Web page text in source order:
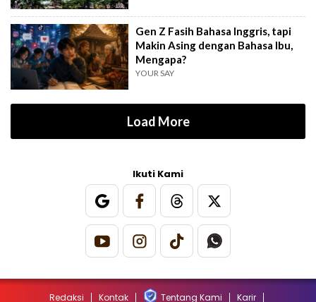
Gen Z Fasih Bahasa Inggris, tapi
Makin Asing dengan Bahasa Ibu,
Mengapa?
YOUR SAY
Load More
Ikuti Kami
Redaksi Kontak Tentang Kami Karir